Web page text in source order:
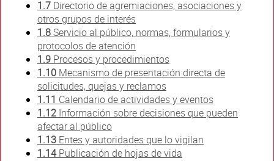
1.7 Directorio de agremiaciones, asociaciones y
otros grupos de interés
1.8Servicio al público, normas, formularios y
protocolos de atención
1.9 Procesos y procedimientos
1.10 Mecanismo de presentación directa de
solicitudes, quejas y reclamos
1.11 Calendario de actividades y eventos
1.12 Información sobre decisiones que pueden
afectar al público
1.13 Entes y autoridades que lo vigilan
1.14Publicación de hojas de vida